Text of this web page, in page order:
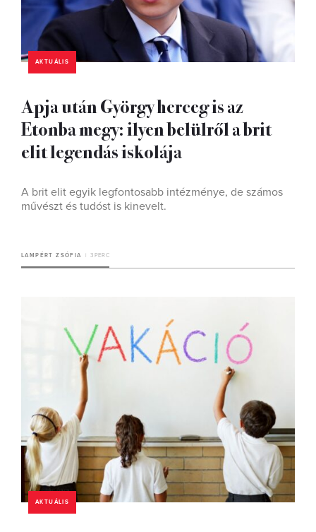
AKTUÁLIS
Apja után György herceg is az
Etonba megy: ilyen belülről a brit
elit legendás iskolája
A brit elit egyik legfontosabb intézménye, de számos
művészt és tudóst is kinevelt.
LAMPÉRT ZSÓFIA 3 PERC
AKTUÁLIS